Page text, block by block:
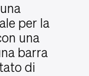
per la
una
barra
di